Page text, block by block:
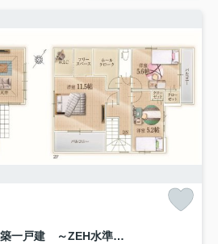
狭山市水野・全1棟 新築一戸建 ～ZEH水準の省エネ住宅～